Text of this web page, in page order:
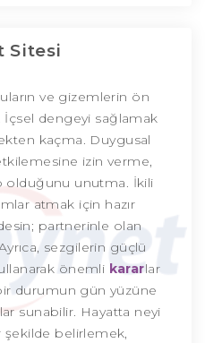
Sitesi
ve gizemlerin ön
İçsel dengeyi sağlamak
kaçma. Duygusal
izin verme,
olduğunu unutma. İkili
atmak için hazır
partnerinle olan
sezgilerin güçlü
önemli kararlar
durumun gün yüzüne
sunabilir. Hayatta neyi
şekilde belirlemek,